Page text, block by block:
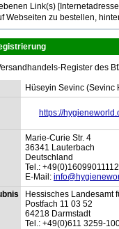
Link(s)
Webseiten zu bestellen,
Register des
Hüseyin Sevinc (Sevinc
https://
Marie-Curie Str. 4
36341 Lauterbach
Deutschland
Tel.: +49(0)16099011112
E-Mail:
Hessisches Landesamt
Postfach 11 03 52
64218 Darmstadt
Tel.: +49(0)611 3259-